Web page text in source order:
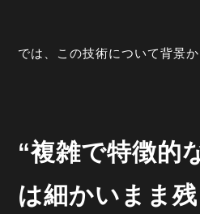
では、この技術について背景
“複雑で特徴的
は細かいまま